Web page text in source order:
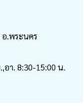
อ.พระนคร
อา. 8:30-15:00 น.